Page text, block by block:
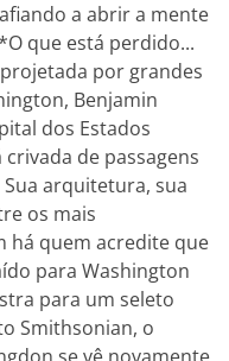
a abrir a mente
que está perdido...
por grandes
Benjamin
dos Estados
de passagens
arquitetura, sua
os mais
há quem acredite que
para Washington
para um seleto
Smithsonian, o